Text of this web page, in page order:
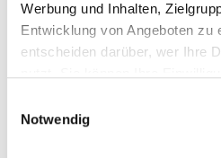
Werbung und Inhalten,
Entwicklung von Angeboten zu
entscheiden darüber, wer Ihre
Trigger Symbol ändern oder
Notwendig
Öffnungszeiten: Täglich 07:00
geöffnet | Ausfahrt 24h
Tagesgebühr 30,00 €
Einfahrtshöhe: 1,90 m
Anzeigen auf Google Maps